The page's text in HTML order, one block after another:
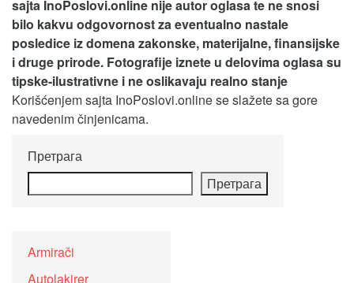
sajta InoPoslovi.online nije autor oglasa te ne snosi
bilo kakvu odgovornost za eventualno nastale
posledice iz domena zakonske, materijalne, finansijske
i druge prirode. Fotografije iznete u delovima oglasa su
tipske-ilustrativne i ne oslikavaju realno stanje
Korišćenjem sajta InoPoslovi.online se slažete sa gore
navedenim činjenicama.
Претрага
Претрага
Armirači
Autolakirer